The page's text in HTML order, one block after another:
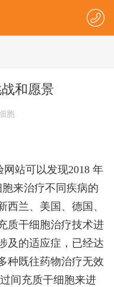
和愿景
胞
站可以发现2018 年
来治疗不同疾病的
西兰、美国、德国、
质干细胞治疗技术进
及的适应症，已经达
种既往药物治疗无效
间充质干细胞来进